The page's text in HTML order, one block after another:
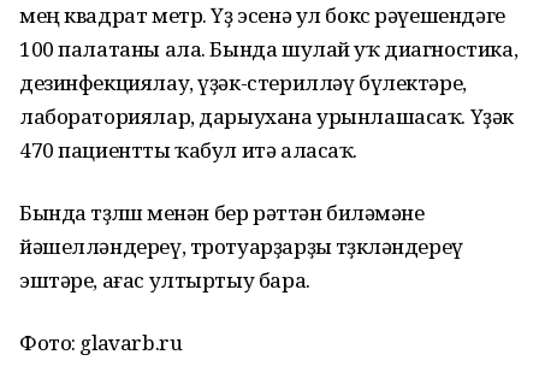
мең квадрат метр. Үҙ эсенә ул бокс рәүешендәге
100 палатаны ала. Бында шулай уҡ диагностика,
дезинфекциялау, үҙәк-стерилләү бүлектәре,
лабораториялар, дарыухана урынлашасаҡ. Үҙәк
470 пациентты ҡабул итә аласаҡ.
Бында төҙөлөш менән бер рәттән биләмәне
йәшелләндереү, тротуарҙарҙы төҙөкләндереү
эштәре, ағас ултыртыу бара.
Фото: glavarb.ru